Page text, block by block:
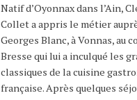
Natif d’Oyonnax dans l’Ain,
Collet a appris le métier
Georges Blanc, à Vonnas, au
Bresse qui lui a inculqué les
classiques de la cuisine
française. Après quelques